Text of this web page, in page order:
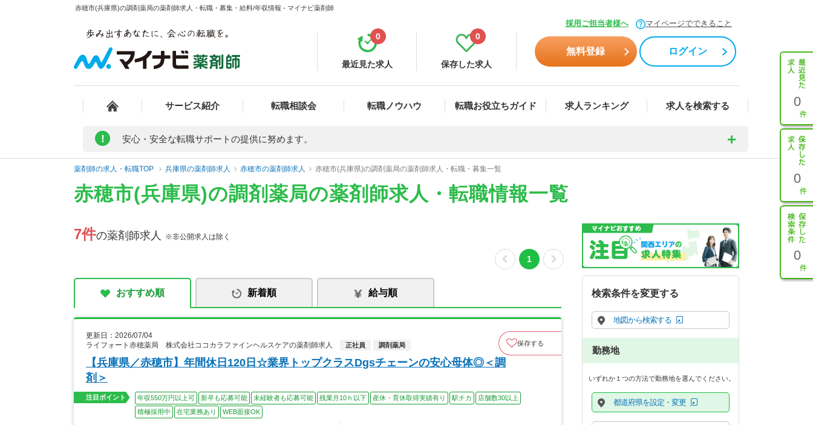
赤穂市(兵庫県)の調剤薬局の薬剤師求人・転職・募集・給料/年収情報 - マイナビ薬剤師
採用ご担当者様へ マイページでできること
最近見た求人
0
保存した求人
0
無料登録 ログイン
サービス紹介 転職相談会 転職ノウハウ 転職お役立ちガイド 求人ランキング 求人を検索する 0
0
0
! 安心・安全な転職サポートの提供に努めます。
薬剤師の求人・転職TOP 兵庫県の薬剤師求人 赤穂市の薬剤師求人 赤穂市(兵庫県)の調剤薬局の薬剤師求人・転職・募集一覧
赤穂市(兵庫県)の調剤薬局の薬剤師求人・転職情報一覧
7件の薬剤師求人 ※非公開求人は除く
1
おすすめ順 新着順 給与順
更新日：2026/07/04
ライフォート赤穂薬局 株式会社ココカラファインヘルスケアの薬剤師求人
正社員 調剤薬局 保存する
【兵庫県／赤穂市】年間休日120日☆業界トップクラスDgsチェーンの安心母体◎＜調
剤＞
注目ポイント 年収550万円以上可 新卒も応募可能 未経験者も応募可能 残業月10ｈ以下 産休・育休取得実績有り 駅チカ
店舗数30以上
積極採用中
在宅業務あり WEB面接OK
検索条件を変更する
地図から検索する
勤務地
いずれか１つの方法で勤務地を選んでください。
都道府県を設定・変更